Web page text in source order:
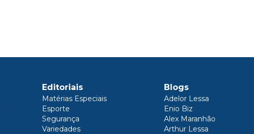
Editoriais
Matérias Especiais
Esporte
Segurança
Variedades
Blogs
Adelor Lessa
Enio Biz
Alex Maranhão
Arthur Lessa